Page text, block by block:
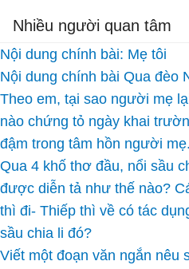
Nhiều người quan tâm
Nội dung chính bài: Mẹ tôi
Nội dung chính bài Qua đèo
Theo em, tại sao người mẹ
nào chứng tỏ ngày khai
đậm trong tâm hồn người mẹ.
Qua 4 khố thơ đầu, nổi sầu
được diễn tả như thế nào?
thì đi- Thiếp thì về có tác
sầu chia li đó?
Viết một đoạn văn ngắn nêu